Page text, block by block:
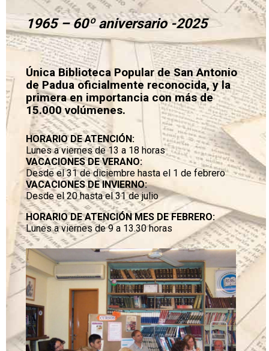
1965 – 60º aniversario -2025
Única Biblioteca Popular de San Antonio
de Padua oficialmente reconocida, y la
primera en importancia con más de
15.000 volúmenes.
HORARIO DE ATENCIÓN:
Lunes a viernes de 13 a 18 horas
VACACIONES DE VERANO:
Desde el 31 de diciembre hasta el 1 de febrero
VACACIONES DE INVIERNO:
Desde el 20 hasta el 31 de julio
HORARIO DE ATENCIÓN MES DE FEBRERO:
Lunes a viernes de 9 a 13.30 horas